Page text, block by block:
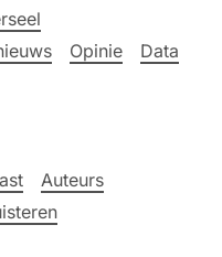
Opinie
Data
Auteurs